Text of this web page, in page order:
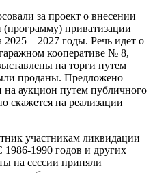
за проект о внесении
приватизации
– 2027 годы. Речь идет о
кооперативе № 8,
на торги путем
проданы. Предложено
на аукцион путем публичного
скажется на реализации
участникам ликвидации
1990 годов и других
на сессии приняли